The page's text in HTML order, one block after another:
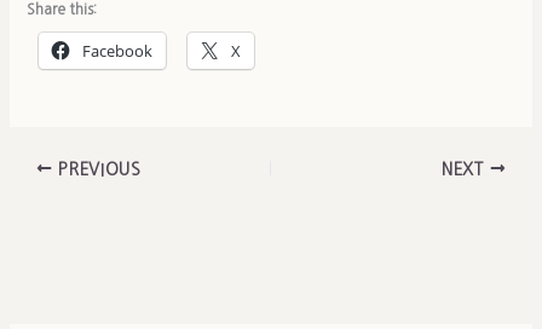
Share this:
Facebook X
PREVIOUS NEXT